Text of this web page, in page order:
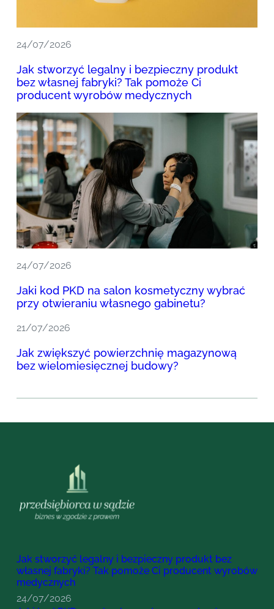
24/07/2026
Jak stworzyć legalny i bezpieczny produkt
bez własnej fabryki? Tak pomoże Ci
producent wyrobów medycznych
24/07/2026
Jaki kod PKD na salon kosmetyczny wybrać
przy otwieraniu własnego gabinetu?
21/07/2026
Jak zwiększyć powierzchnię magazynową
bez wielomiesięcznej budowy?
Jak stworzyć legalny i bezpieczny produkt bez
własnej fabryki? Tak pomoże Ci producent wyrobów
medycznych
24/07/2026